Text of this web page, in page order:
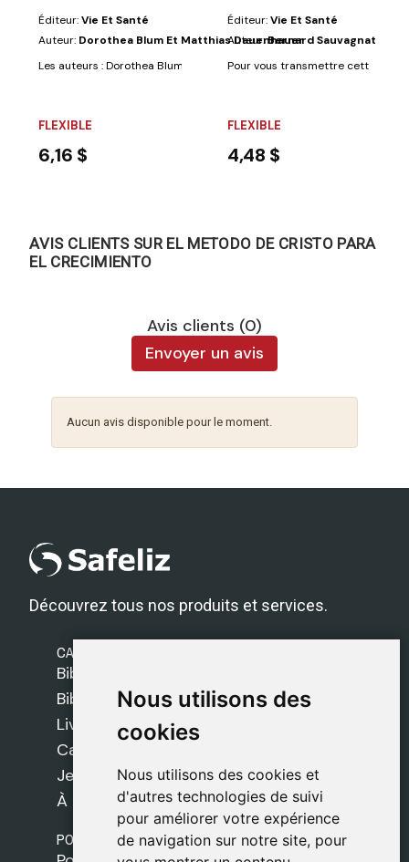
Nous utilisons des
cookies
Nous utilisons des cookies et
d'autres technologies de suivi
pour améliorer votre expérience
de navigation sur notre site, pour
Nous utilisons des
cookies
Nous utilisons des cookies et
d'autres technologies de suivi
pour améliorer votre expérience
de navigation sur notre site, pour
Éditeur:Vie Et Santé
Auteur: Dorothea Blum Et Matthias Dauenhauer
Les auteurs : Dorothea Blum et Matthias Dauenhauer sont des
FLEXIBLE
6,16 $
Éditeur:Vie Et Santé
Auteur:Bernard Sauvagnat
Pour vous transmettre cette
FLEXIBLE
4,48 $
AVIS CLIENTS SUR EL METODO DE CRISTO PARA
EL CRECIMIENTO
Avis clients (0)
Envoyer un avis
Aucun avis disponible pour le moment.
Découvrez tous nos produits et services.
CATÉGORIES
Bibles Safeliz
Bibles
Livres
Cadeaux
Jeux
À propos de nous
POLITIQUES